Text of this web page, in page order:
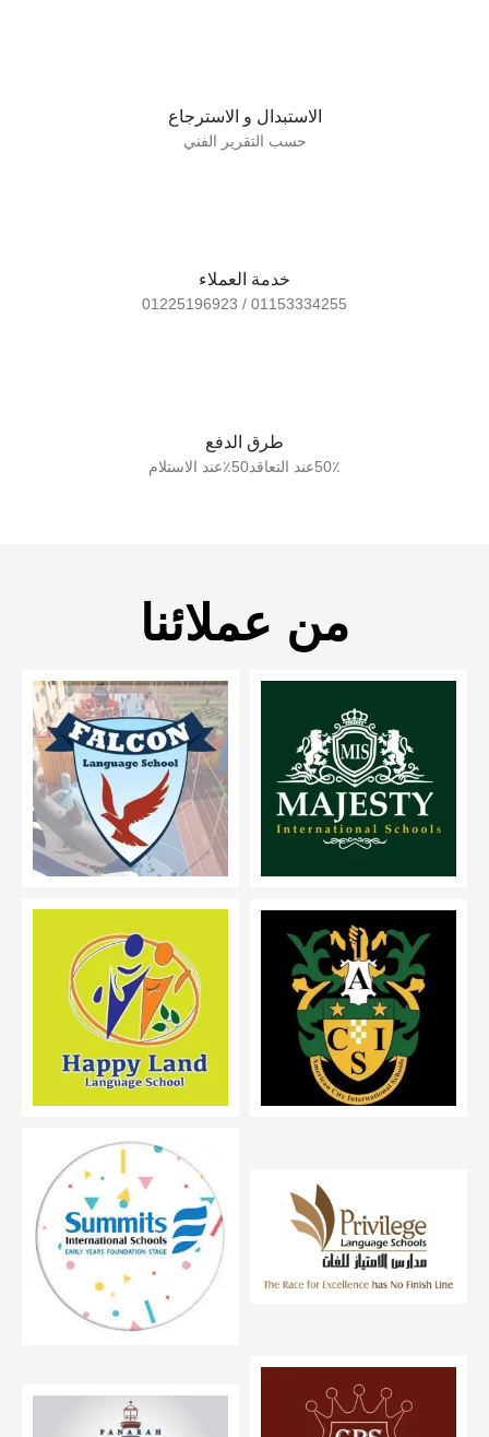
الاستبدال و الاسترجاع
حسب التقرير الفني
خدمة العملاء
01153334255 / 01225196923
طرق الدفع
50٪عند التعاقد50٪عند الاستلام
من عملائنا